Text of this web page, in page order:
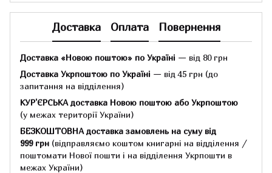
Доставка Оплата Повернення
Доставка «Новою поштою» по Україні — від 80 грн
Доставка Укрпоштою по Україні — від 45 грн (до
запитання на відділення)
КУР'ЄРСЬКА доставка Новою поштою або Укрпоштою
(у межах території України)
БЕЗКОШТОВНА доставка замовлень на суму від
999 грн (відправляємо коштом книгарні на відділення /
поштомати Нової пошти і на відділення Укрпошти в
межах України)